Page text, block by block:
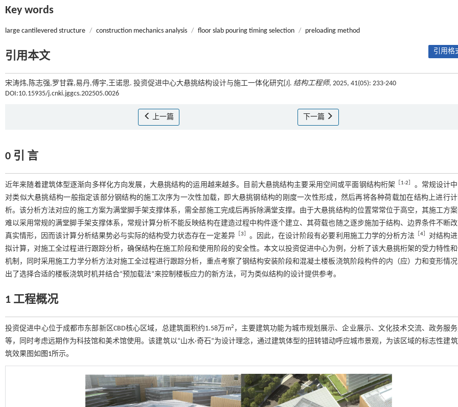
Key words
large cantilevered structure / construction mechanics analysis / floor slab pouring timing selection / preloading method
引用本文 引用格
宋涛炜,陈志强,罗甘霖,易丹,傅宇,王诺思. 投资促进中心大悬挑结构设计与施工一体化研究[J]. 结构工程师, 2025, 41(05): 233-240
DOI:10.15935/j.cnki.jggcs.202505.0026
上一篇 下一篇
0 引 言
近年来随着建筑体型逐渐向多样化方向发展，大悬挑结构的运用越来越多。目前大悬挑结构主要采用空间或平面钢结构桁架 1-2
。常规设计
对类似大悬挑结构一般指定该部分钢结构的施工次序为一次性加载，即大悬挑钢结构的刚度一次性形成，然后再将各种荷载加在结构上进行
析。该分析方法对应的施工方案为满堂脚手架支撑体系，需全部施工完成后再拆除满堂支撑。由于大悬挑结构的位置常常位于高空，其施工方
难以采用常规的满堂脚手架支撑体系，常规计算分析不能反映结构在建造过程中构件逐个建立、其荷载也随之逐步施加于结构、边界条件不断
真实情形，因而该计算分析结果势必与实际的结构受力状态存在一定差异
3 。因此，在设计阶段有必要利用施工力学的分析方法 ［4
对结构
拟计算，对施工全过程进行跟踪分析，确保结构在施工阶段和使用阶段的安全性。本文以投资促进中心为例，分析了该大悬挑桁架的受力特性
机制，同时采用施工力学分析方法对施工全过程进行跟踪分析，重点考察了钢结构安装阶段和混凝土楼板浇筑阶段构件的内（应）力和变形情
出了选择合适的楼板浇筑时机并结合“预加载法”来控制楼板应力的新方法，可为类似结构的设计提供参考。
1 工程概况
投资促进中心位于成都市东部新区CBD核心区域，总建筑面积约1.58万m2 ，主要建筑功能为城市规划展示、企业展示、文化技术交流、政务服
等，同时考虑远期作为科技馆和美术馆使用。该建筑以“山水·奇石”为设计理念，通过建筑体型的扭转错动呼应城市景观，为该区域的标志性建
筑效果图如 图1所示。